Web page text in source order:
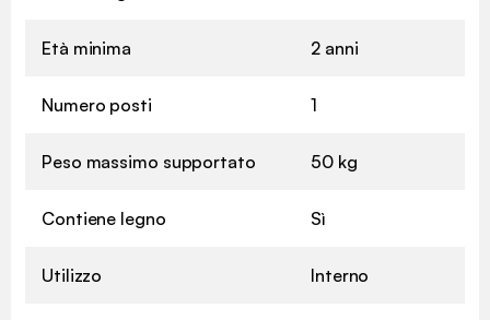
Età minima 2 anni
Numero posti 1
Peso massimo supportato 50 kg
Contiene legno Sì
Utilizzo Interno